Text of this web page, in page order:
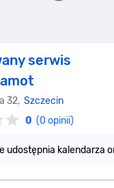
serwis
32, Szczecin
0 (0 opinii)
udostępnia kalendarza